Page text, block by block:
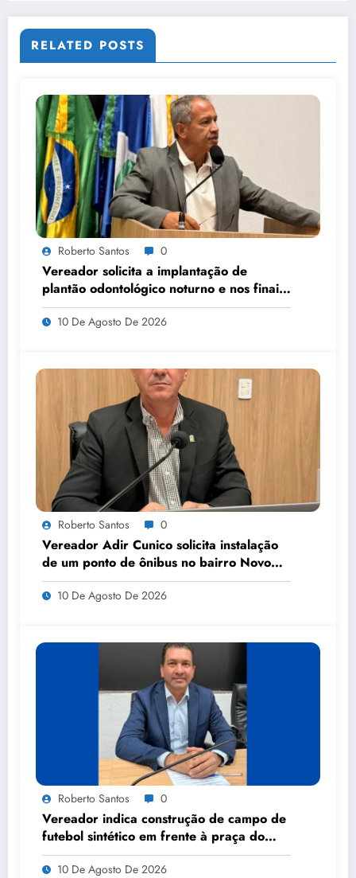
RELATED POSTS
Roberto Santos 0
Vereador solicita a implantação de
plantão odontológico noturno e nos finais
de semana
10 De Agosto De 2026
Roberto Santos 0
Vereador Adir Cunico solicita instalação
de um ponto de ônibus no bairro Novo
Horizonte III
10 De Agosto De 2026
Roberto Santos 0
Vereador indica construção de campo de
futebol sintético em frente à praça do
bairro Pinheiros III
10 De Agosto De 2026